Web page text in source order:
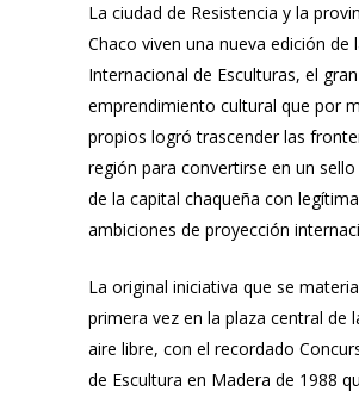
La ciudad de Resistencia y la
Chaco viven una nueva edición de
Internacional de Esculturas, el gran
emprendimiento cultural que por
propios logró trascender las
región para convertirse en un
de la capital chaqueña con
ambiciones de proyección
La original iniciativa que se
primera vez en la plaza central de
aire libre, con el recordado
de Escultura en Madera de 1988